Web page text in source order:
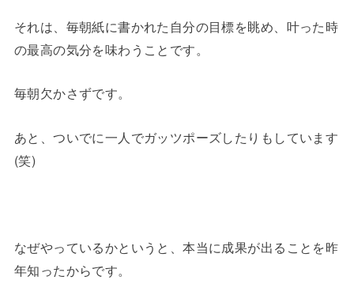
それは、毎朝紙に書かれた自分の目標を眺め、叶った時
の最高の気分を味わうことです。
毎朝欠かさずです。
あと、ついでに一人でガッツポーズしたりもしています
(笑)
なぜやっているかというと、本当に成果が出ることを昨
年知ったからです。